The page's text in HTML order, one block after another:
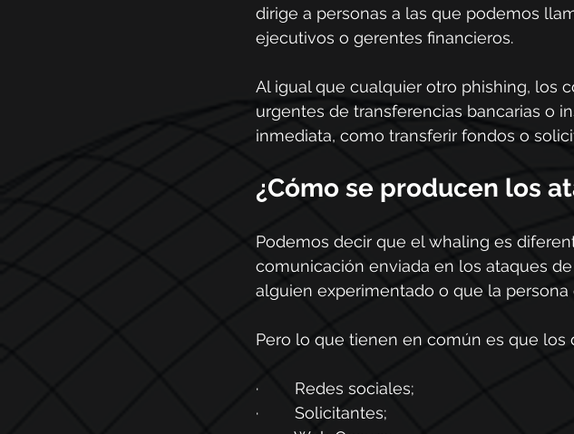
dirige a personas a las que podemos
ejecutivos o gerentes financieros.
Al igual que cualquier otro phishing, los
urgentes de transferencias bancarias o
inmediata, como transferir fondos o
¿Cómo se producen los
Podemos decir que el whaling es
comunicación enviada en los ataques
alguien experimentado o que la persona
Pero lo que tienen en común es que
·        Redes sociales;
·        Solicitantes;